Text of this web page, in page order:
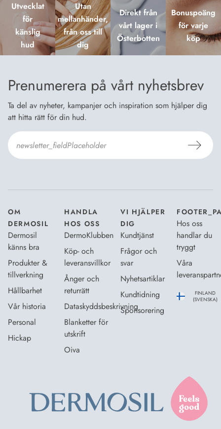
Utvecklat
för
känslig
hud
Utan
mellanhänder,
från oss till
dig
Direkt från
vårt lager i
Österbotten
Bonuspoäng
för varje
köp
Prenumerera på vårt nyhetsbrev
Ta del av nyheter, kampanjer och inspiration som hjälper dig
att hitta rätt för din hud.
OM
DERMOSIL
Dermosil
känns bra
Produkter &
tillverkning
Hållbarhet
Vår historia
Personal
Hickap
HANDLA
HOS OSS
DermoKlubben
Köp- och
leveransvillkor
Ånger och
returrätt
Dataskyddsbeskrivning
Blanketter för
utskrift
Oiva
VI HJÄLPER
DIG
Kundtjänst
Frågor och
svar
Nyhetsartiklar
Kundtidning
Sponsorering
Hos oss
handlar du
tryggt
Våra
FINLAND
(SVENSKA)